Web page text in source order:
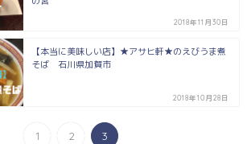
2018年11月30日
【本当に美味しい店】★アサヒ軒★のえびうま煮
そば 石川県加賀市
2018年10月28日
1 2 3